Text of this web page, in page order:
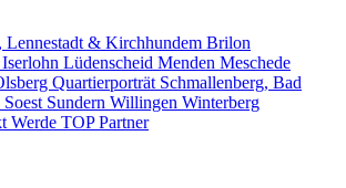
Lennestadt & Kirchhundem Brilon
Iserlohn Lüdenscheid Menden Meschede
Quartierporträt Schmallenberg, Bad
Soest Sundern Willingen Winterberg
Werde TOP Partner